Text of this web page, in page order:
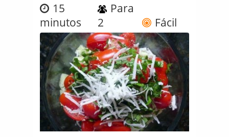
15
minutos
Para
2
Fácil